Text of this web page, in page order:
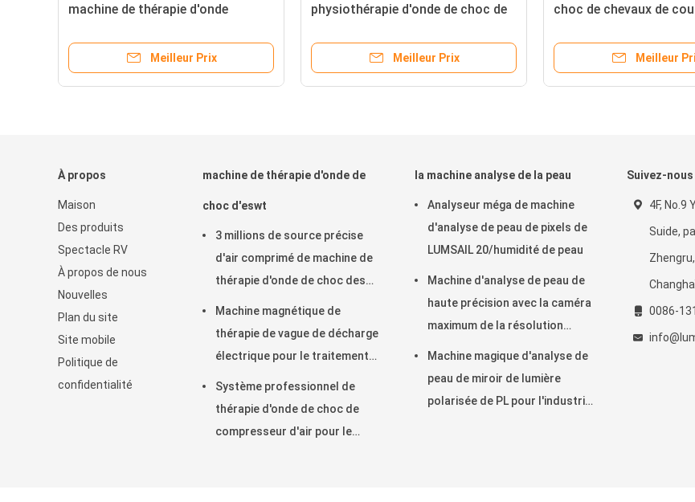
machine de thérapie d'onde
thérapie d'onde de choc
Meilleur Prix
physiothérapie d'onde de choc de
thérapie
Meilleur Prix
choc de chevaux de
Meilleur
À propos
Maison
Des produits
Spectacle RV
À propos de nous
Nouvelles
Plan du site
Site mobile
Politique de
confidentialité
machine de thérapie d'onde de
choc d'eswt
3 millions de source précise
d'air comprimé de machine de
thérapie d'onde de choc des
Machine magnétique de
thérapie de vague de décharge
électrique pour le traitement
Système professionnel de
thérapie d'onde de choc de
compresseur d'air pour le
la machine analyse de la peau
Analyseur méga de machine
d'analyse de peau de pixels de
LUMSAIL 20/humidité de peau
Machine d'analyse de peau de
haute précision avec la caméra
maximum de la résolution
Machine magique d'analyse de
peau de miroir de lumière
polarisée de PL pour l'industrie
Suivez-nous
4F, No.9
Suide,
0086-